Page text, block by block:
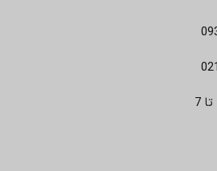
(ساعت پاسخ گویی 9صبح تا 7